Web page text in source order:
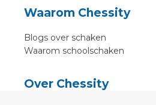
Waarom Chessity
Blogs over schaken
Waarom schoolschaken
Over Chessity